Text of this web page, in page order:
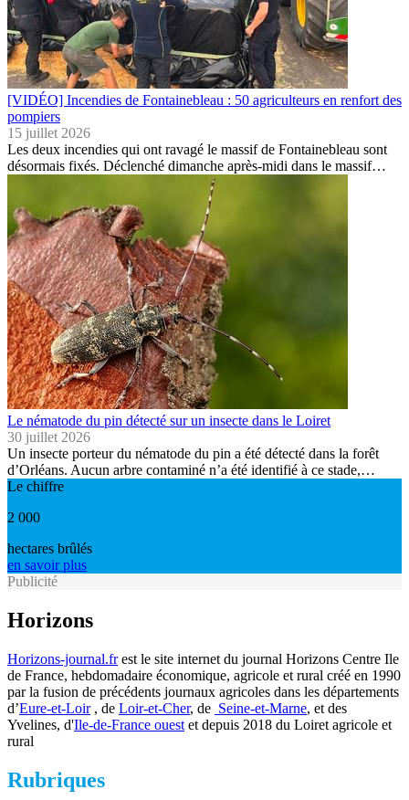
[VIDÉO] Incendies de Fontainebleau : 50 agriculteurs en renfort des
pompiers
15 juillet 2026
Les deux incendies qui ont ravagé le massif de Fontainebleau sont
désormais fixés. Déclenché dimanche après-midi dans le massif…
Le nématode du pin détecté sur un insecte dans le Loiret
30 juillet 2026
Un insecte porteur du nématode du pin a été détecté dans la forêt
d’Orléans. Aucun arbre contaminé n’a été identifié à ce stade,…
Le chiffre
2 000
hectares brûlés
en savoir plus
Publicité
Horizons
Horizons-journal.frest le site internet du journal Horizons Centre Ile
de France, hebdomadaire économique, agricole et rural créé en 1990
par la fusion de précédents journaux agricoles dans les départements
d’Eure-et-Loir, de Loir-et-Cher, de Seine-et-Marne, et des
Yvelines, d'Ile-de-France ouest et depuis 2018 du Loiret agricole et
rural
Rubriques